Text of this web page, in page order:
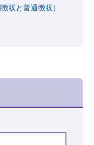
収と普通徴収）